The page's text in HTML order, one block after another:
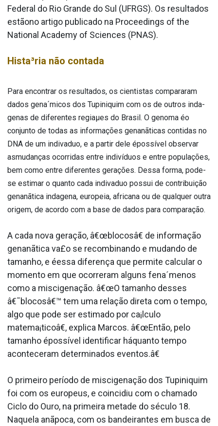
Federal do Rio Grande do Sul (UFRGS). Os resultados
estãono artigo publicado na Proceedings of the
National Academy of Sciences (PNAS).
Hista³ria não contada
Para encontrar os resultados, os cientistas compararam
dados gena´micos dos Tupiniquim com os de outros inda­
genas de diferentes regiaµes do Brasil. O genoma éo
conjunto de todas as informações genanãticas contidas no
DNA de um indiva­duo, e a partir dele épossí­vel observar
asmudanças ocorridas entre indivíduos e entre populações,
bem como entre diferentes gerações. Dessa forma, pode-
se estimar o quanto cada indiva­duo possui de contribuição
genanãtica inda­gena, europeia, africana ou de qualquer outra
origem, de acordo com a base de dados para comparação.
A cada nova geração, â€œblocosâ€ de informação
genanãtica va£o se recombinando e mudando de
tamanho, e éessa diferença que permite calcular o
momento em que ocorreram alguns fena´menos
como a miscigenação. â€œO tamanho desses
â€˜blocosâ€™ tem uma relação direta com o tempo,
algo que pode ser estimado por ca¡lculo
matema¡ticoâ€, explica Marcos. â€œEntão, pelo
tamanho épossí­vel identificar háquanto tempo
aconteceram determinados eventos.â€
O primeiro período de miscigenação dos Tupiniquim
foi com os europeus, e coincidiu com o chamado
Ciclo do Ouro, na primeira metade do século 18.
Naquela anãpoca, com os bandeirantes em busca de